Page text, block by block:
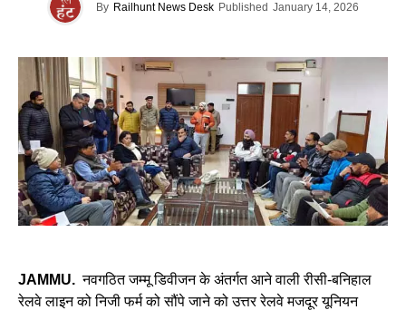
By Railhunt News Desk Published January 14, 2026
JAMMU.नवगठित जम्मू डिवीजन के अंतर्गत आने वाली रीसी-बनिहाल
रेलवे लाइन को निजी फर्म को सौंपे जाने को उत्तर रेलवे मजदूर यूनियन